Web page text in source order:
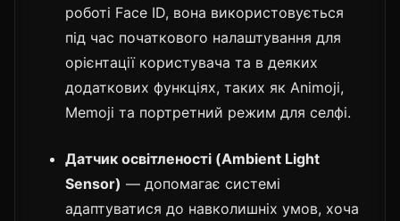
роботі Face ID, вона використовується
під час початкового налаштування для
орієнтації користувача та в деяких
додаткових функціях, таких як Animoji,
Memoji та портретний режим для селфі.
Датчик освітленості (Ambient Light
Sensor) — допомагає системі
адаптуватися до навколишніх умов, хоча